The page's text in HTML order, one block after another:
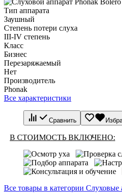
Тип аппарата
Заушный
Степень потери слуха
III-IV степень
Класс
Бизнес
Перезаряжаемый
Нет
Производитель
Phonak
Все характеристики
Сравнить
В СТОИМОСТЬ ВКЛЮЧЕНО:
Все товары в категории Слуховые